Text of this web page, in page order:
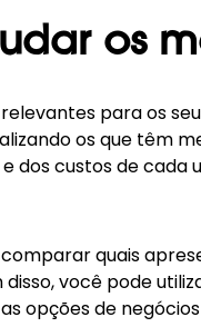
os
para os
os que têm
custos de cada
quais
você pode
opções de